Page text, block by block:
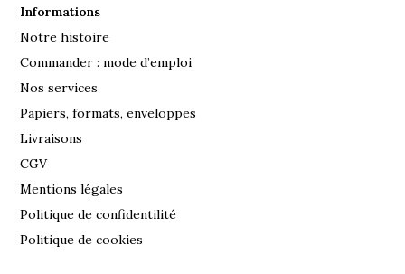
Informations
Notre histoire
Commander : mode d’emploi
Nos services
Papiers, formats, enveloppes
Livraisons
CGV
Mentions légales
Politique de confidentilité
Politique de cookies